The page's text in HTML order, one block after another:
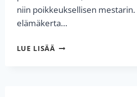
niin poikkeuk­sellisen
elämäkerta…
LUE LISÄÄSHAMAR